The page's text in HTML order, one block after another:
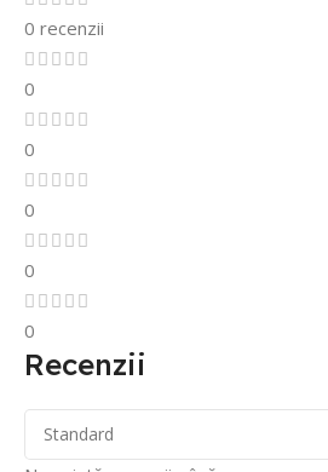
0 recenzii
0
0
0
0
0
Recenzii